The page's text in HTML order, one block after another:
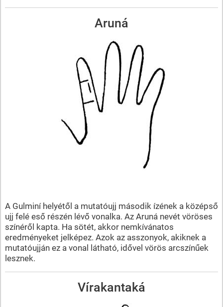
Aruná
A Gulminí helyétől a mutatóujj második ízének a középső
ujj felé eső részén lévő vonalka. Az Aruná nevét vöröses
színéről kapta. Ha sötét, akkor nemkívánatos
eredményeket jelképez. Azok az asszonyok, akiknek a
mutatóujján ez a vonal látható, idővel vörös arcszínűek
lesznek.
Vírakantaká